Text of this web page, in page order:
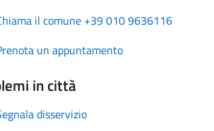
il comune +39 010 9636116
un appuntamento
in città
disservizio